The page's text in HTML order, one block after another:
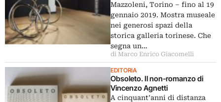
Mazzoleni, Torino – fino al 19
gennaio 2019. Mostra museale
nei generosi spazi della
storica galleria torinese. Che
segna un…
di Marco Enrico Giacomelli
EDITORIA
Obsoleto. Il non-romanzo di
Vincenzo Agnetti
A cinquant’anni di distanza